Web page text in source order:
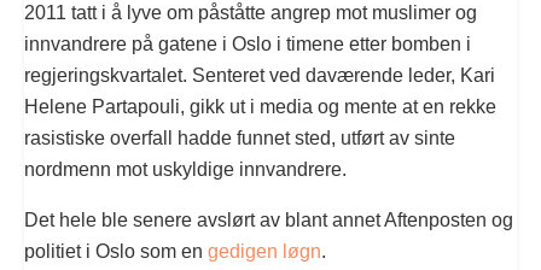
2011 tatt i å lyve om påståtte angrep mot muslimer og
innvandrere på gatene i Oslo i timene etter bomben i
regjeringskvartalet. Senteret ved daværende leder, Kari
Helene Partapouli, gikk ut i media og mente at en rekke
rasistiske overfall hadde funnet sted, utført av sinte
nordmenn mot uskyldige innvandrere.
Det hele ble senere avslørt av blant annet Aftenposten og
politiet i Oslo som en gedigen løgn.